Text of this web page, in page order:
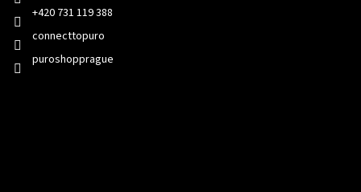
+420 731 119 388
connecttopuro
puroshopprague